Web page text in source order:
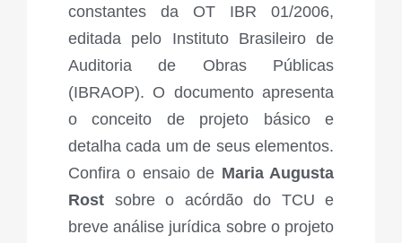
constantes da OT IBR 01/2006,
editada pelo Instituto Brasileiro de
Auditoria de Obras Públicas
(IBRAOP). O documento apresenta
o conceito de projeto básico e
detalha cada um de seus elementos.
Confira o ensaio de Maria Augusta
Rost sobre o acórdão do TCU e
breve análise jurídica sobre o projeto